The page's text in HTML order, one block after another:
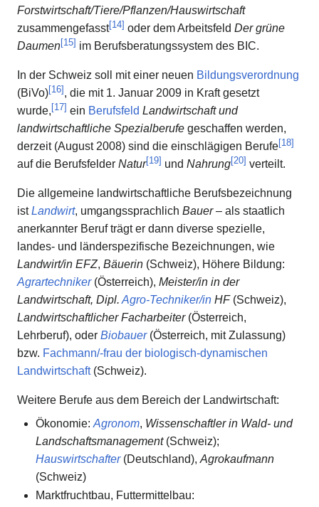
Forstwirtschaft/Tiere/Pflanzen/Hauswirtschaft
zusammengefasst[14] oder dem Arbeitsfeld Der grüne
Daumen[15] im Berufsberatungssystem des BIC.
In der Schweiz soll mit einer neuen Bildungsverordnung
(BiVo)[16], die mit 1. Januar 2009 in Kraft gesetzt
wurde,[17] ein Berufsfeld Landwirtschaft und
landwirtschaftliche Spezialberufe geschaffen werden,
derzeit (August 2008) sind die einschlägigen Berufe[18]
auf die Berufsfelder Natur[19] und Nahrung[20] verteilt.
Die allgemeine landwirtschaftliche Berufsbezeichnung
istLandwirt, umgangssprachlich Bauer– als staatlich
anerkannter Beruf trägt er dann diverse spezielle,
landes- und länderspezifische Bezeichnungen, wie
Landwirt/in EFZ, Bäuerin (Schweiz), Höhere Bildung:
Agrartechniker(Österreich), Meister/in in der
Landwirtschaft, Dipl. Agro-Techniker/in HF(Schweiz),
Landwirtschaftlicher Facharbeiter(Österreich,
Lehrberuf), oder Biobauer(Österreich, mit Zulassung)
bzw. Fachmann/-frau der biologisch-dynamischen
Landwirtschaft(Schweiz).
Weitere Berufe aus dem Bereich der Landwirtschaft:
Ökonomie: Agronom, Wissenschaftler in Wald- und
Landschaftsmanagement(Schweiz);
Hauswirtschafter(Deutschland), Agrokaufmann
(Schweiz)
Marktfruchtbau, Futtermittelbau: